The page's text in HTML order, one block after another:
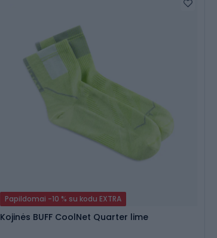
Papildomai -10 % su kodu EXTRA
Kojinės BUFF CoolNet Quarter lime